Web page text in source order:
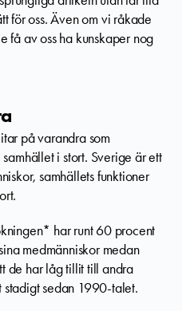
för oss. Även om vi råkade
få av oss ha kunskaper nog
på varandra som
i stort. Sverige är ett
samhällets funktioner
har runt 60 procent
medmänniskor medan
de har låg tillit till andra
stadigt sedan 1990-talet.